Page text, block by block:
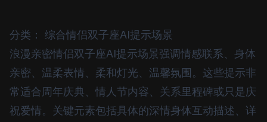
分类： 综合情侣双子座AI提示场景
浪漫亲密情侣双子座AI提示场景强调情感联系、身体
亲密、温柔表情、柔和灯光、温馨氛围。这些提示非
常适合周年庆典、情人节内容、关系里程碑或只是庆
祝爱情。关键元素包括具体的深情身体互动描述、详